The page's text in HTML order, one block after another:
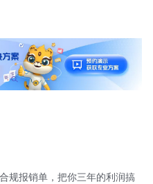
规报销单，把你三年的利润搞